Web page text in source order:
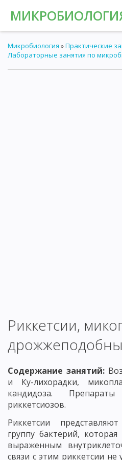
Микробиология »Практические
Лабораторные занятия по
Риккетсии,
Содержание занятий:
и Ку-лихорадки,
кандидоза.
риккетсиозов.
Риккетсии
группу бактерий, которая
выраженным
связи с этим риккетсии не